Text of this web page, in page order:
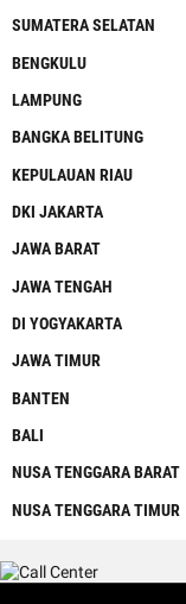
SUMATERA SELATAN
BENGKULU
LAMPUNG
BANGKA BELITUNG
KEPULAUAN RIAU
DKI JAKARTA
JAWA BARAT
JAWA TENGAH
DI YOGYAKARTA
JAWA TIMUR
BANTEN
BALI
NUSA TENGGARA BARAT
NUSA TENGGARA TIMUR